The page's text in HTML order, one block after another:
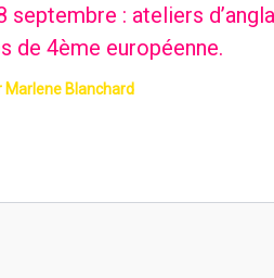
septembre : ateliers
de 4ème européenne.
Marlene Blanchard